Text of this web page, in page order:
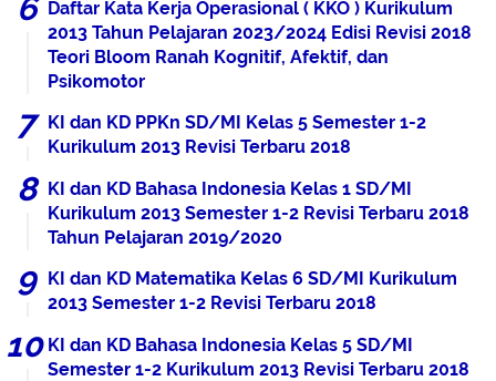
Daftar Kata Kerja Operasional ( KKO ) Kurikulum
2013 Tahun Pelajaran 2023/2024 Edisi Revisi 2018
Teori Bloom Ranah Kognitif, Afektif, dan
Psikomotor
KI dan KD PPKn SD/MI Kelas 5 Semester 1-2
Kurikulum 2013 Revisi Terbaru 2018
KI dan KD Bahasa Indonesia Kelas 1 SD/MI
Kurikulum 2013 Semester 1-2 Revisi Terbaru 2018
Tahun Pelajaran 2019/2020
KI dan KD Matematika Kelas 6 SD/MI Kurikulum
2013 Semester 1-2 Revisi Terbaru 2018
KI dan KD Bahasa Indonesia Kelas 5 SD/MI
Semester 1-2 Kurikulum 2013 Revisi Terbaru 2018